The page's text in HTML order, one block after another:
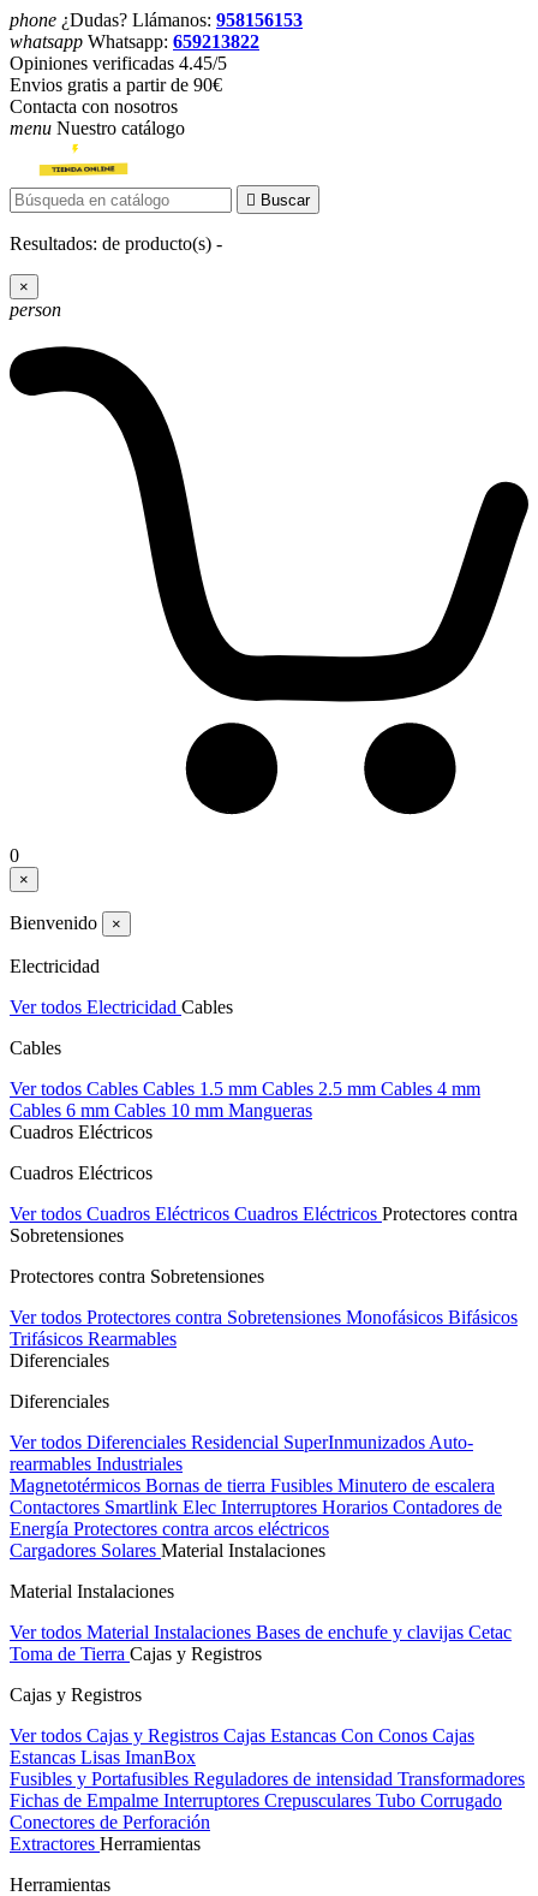
phone ¿Dudas? Llámanos: 958156153
whatsapp Whatsapp: 659213822
Opiniones verificadas 4.45/5
Envios gratis a partir de 90€
Contacta con nosotros
menu Nuestro catálogo
 Buscar
Resultados: de producto(s) -
×
person
0
×
Bienvenido ×
Electricidad
Ver todos Electricidad Cables
Cables
Ver todos Cables Cables 1.5 mm Cables 2.5 mm Cables 4 mm
Cables 6 mm Cables 10 mm Mangueras
Cuadros Eléctricos
Cuadros Eléctricos
Ver todos Cuadros Eléctricos Cuadros Eléctricos Protectores contra
Sobretensiones
Protectores contra Sobretensiones
Ver todos Protectores contra Sobretensiones Monofásicos Bifásicos
Trifásicos Rearmables
Diferenciales
Diferenciales
Ver todos Diferenciales Residencial SuperInmunizados Auto-
rearmables Industriales
Magnetotérmicos Bornas de tierra Fusibles Minutero de escalera
Contactores Smartlink Elec Interruptores Horarios Contadores de
Energía Protectores contra arcos eléctricos
Cargadores Solares Material Instalaciones
Material Instalaciones
Ver todos Material Instalaciones Bases de enchufe y clavijas Cetac
Toma de Tierra Cajas y Registros
Cajas y Registros
Ver todos Cajas y Registros Cajas Estancas Con Conos Cajas
Estancas Lisas ImanBox
Fusibles y Portafusibles Reguladores de intensidad Transformadores
Fichas de Empalme Interruptores Crepusculares Tubo Corrugado
Conectores de Perforación
Extractores Herramientas
Herramientas